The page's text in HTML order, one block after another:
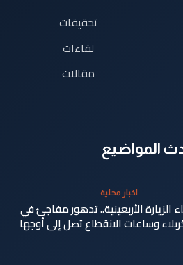
تحقيقات
لقاءات
مقالات
المواضيع
اخبار محلية
الزيارة الأربعينية.. تدهور مفاجئ في
وساعات الانقطاع تصل إلى أوجها